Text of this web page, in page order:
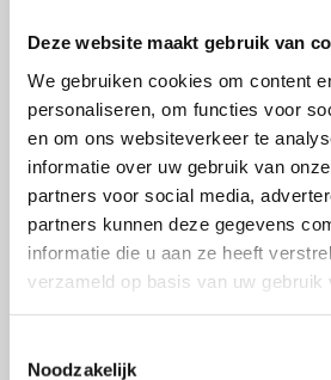
Deze website maakt gebruik van
We gebruiken cookies om content
personaliseren, om functies voor
en om ons websiteverkeer te
informatie over uw gebruik van
partners voor social media,
partners kunnen deze gegevens
informatie die u aan ze heeft
verzameld op basis van uw gebruik
Noodzakelijk
een zwavelsmaak, heel bijzonder
Verse Kruiden: De Basis van
Maaltijd
Verse kruiden zijn essentieel voor
een levendige smaak en aroma toe
Vuurbak.nl stimuleren we het
je nu kiest voor verse kruiden uit de
droogt met onze voedseldehydrators
Voedseldehydrators
van
dehydrators zijn eenvoudig in